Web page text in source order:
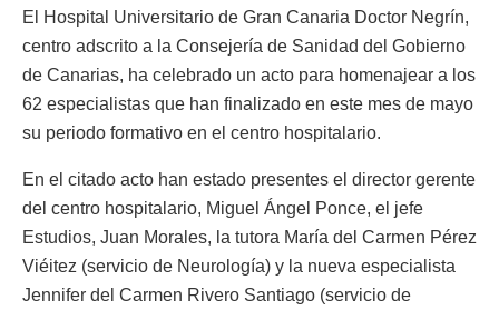
El Hospital Universitario de Gran Canaria Doctor Negrín,
centro adscrito a la Consejería de Sanidad del Gobierno
de Canarias, ha celebrado un acto para homenajear a los
62 especialistas que han finalizado en este mes de mayo
su periodo formativo en el centro hospitalario.
En el citado acto han estado presentes el director gerente
del centro hospitalario, Miguel Ángel Ponce, el jefe
Estudios, Juan Morales, la tutora María del Carmen Pérez
Viéitez (servicio de Neurología) y la nueva especialista
Jennifer del Carmen Rivero Santiago (servicio de